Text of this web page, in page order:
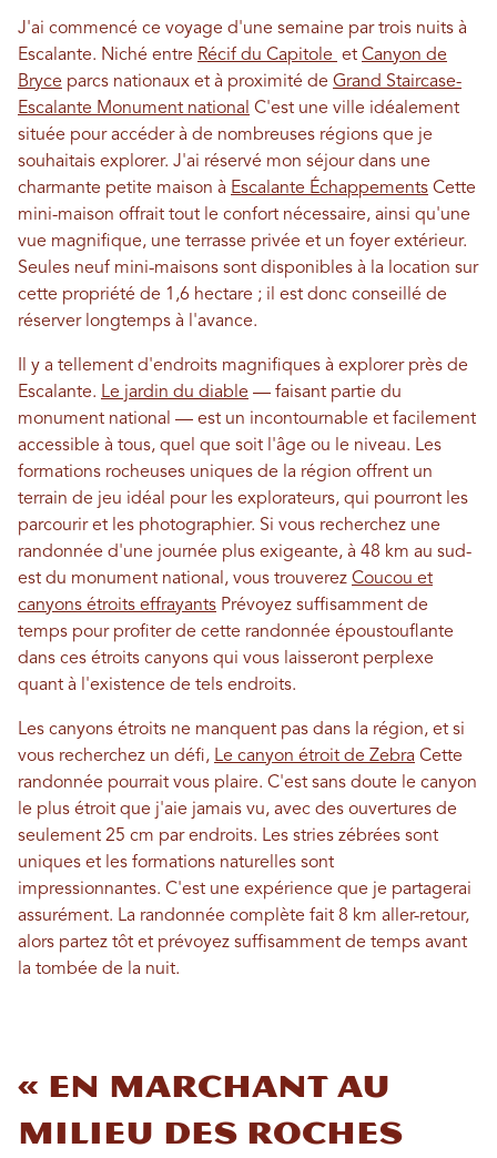
J'ai commencé ce voyage d'une semaine par trois nuits à
Escalante. Niché entre Récif du Capitole et Canyon de
Bryce parcs nationaux et à proximité de Grand Staircase-
Escalante Monument national C'est une ville idéalement
située pour accéder à de nombreuses régions que je
souhaitais explorer. J'ai réservé mon séjour dans une
charmante petite maison à Escalante Échappements Cette
mini-maison offrait tout le confort nécessaire, ainsi qu'une
vue magnifique, une terrasse privée et un foyer extérieur.
Seules neuf mini-maisons sont disponibles à la location sur
cette propriété de 1,6 hectare ; il est donc conseillé de
réserver longtemps à l'avance.
Il y a tellement d'endroits magnifiques à explorer près de
Escalante. Le jardin du diable — faisant partie du
monument national — est un incontournable et facilement
accessible à tous, quel que soit l'âge ou le niveau. Les
formations rocheuses uniques de la région offrent un
terrain de jeu idéal pour les explorateurs, qui pourront les
parcourir et les photographier. Si vous recherchez une
randonnée d'une journée plus exigeante, à 48 km au sud-
est du monument national, vous trouverez Coucou et
canyons étroits effrayants Prévoyez suffisamment de
temps pour profiter de cette randonnée époustouflante
dans ces étroits canyons qui vous laisseront perplexe
quant à l'existence de tels endroits.
Les canyons étroits ne manquent pas dans la région, et si
vous recherchez un défi, Le canyon étroit de Zebra Cette
randonnée pourrait vous plaire. C'est sans doute le canyon
le plus étroit que j'aie jamais vu, avec des ouvertures de
seulement 25 cm par endroits. Les stries zébrées sont
uniques et les formations naturelles sont
impressionnantes. C'est une expérience que je partagerai
assurément. La randonnée complète fait 8 km aller-retour,
alors partez tôt et prévoyez suffisamment de temps avant
la tombée de la nuit.
« En marchant au
milieu des roches